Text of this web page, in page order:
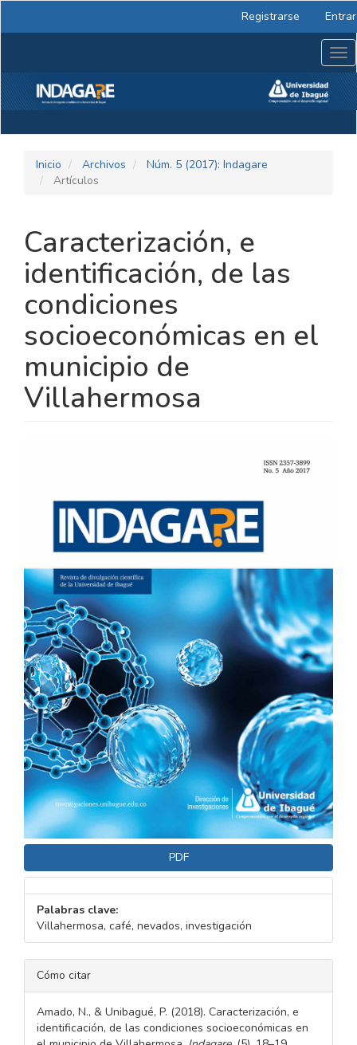
lateral
Registrarse Entrar
Inicio Archivos
Núm. 5 (2017): Indagare
Artículos
Caracterización, e
identificación, de las
condiciones
socioeconómicas en el
municipio de
Villahermosa
ARTÍCULO
PDF
Palabras clave:
Villahermosa, café, nevados, investigación
DETALLES
DEL
ARTÍCULO
Cómo citar
Amado, N., & Unibagué, P. (2018). Caracterización, e
identificación, de las condiciones socioeconómicas en